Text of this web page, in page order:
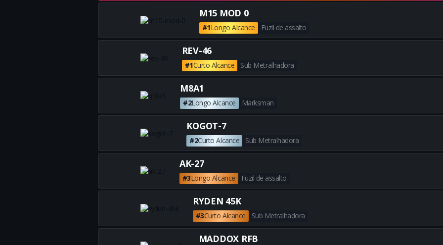
M15 MOD 0
#1Longo Alcance
Fuzil de assalto
Obtenha todas as melhores
REV-46
#1Curto Alcance
Sub Metralhadora
Obtenha todas as melhores
M8A1
#2Longo Alcance
Marksman
Obtenha todas as melhores
KOGOT-7
#2Curto Alcance
Sub Metralhadora
Obtenha todas as melhores
AK-27
#3Longo Alcance
Fuzil de assalto
Obtenha todas as melhores
RYDEN 45K
#3Curto Alcance
Sub Metralhadora
Obtenha todas as melhores
MADDOX RFB